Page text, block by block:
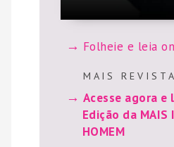
Folheie e leia
M A I S R E V I S T A
Acesse agora e
Edição da MAIS
HOMEM